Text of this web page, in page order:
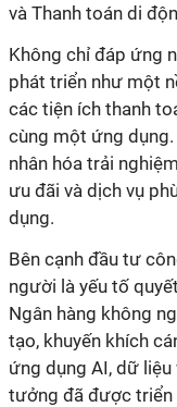
và Thanh toán di
Không chỉ đáp ứng
phát triển như một
các tiện ích thanh
cùng một ứng
nhân hóa trải
ưu đãi và dịch vụ
dụng.
Bên cạnh đầu tư
người là yếu tố
Ngân hàng không
tạo, khuyến khích
ứng dụng AI, dữ
tưởng đã được triển